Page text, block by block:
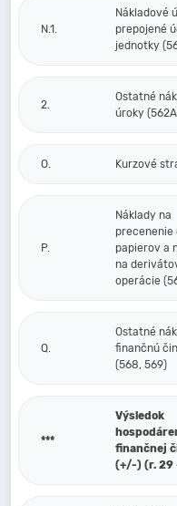
N.1.
Nákladové
prepojené
jednotky
2.
Ostatné
úroky
O. Kurzové
P.
Náklady na
precenenie
papierov a
na
operácie
Q.
Ostatné
finančnú
(568, 569)
***
Výsledok
finančnej
(+/-) (r. 29